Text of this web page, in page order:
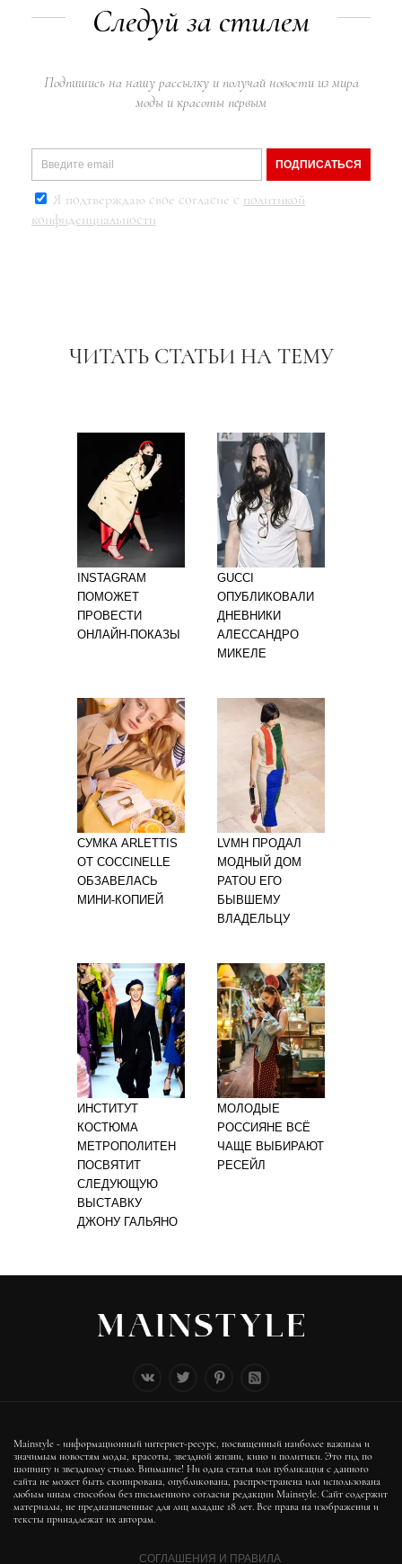
Следуй за стилем
Подпишись на нашу рассылку и получай новости из мира
моды и красоты первым
ПОДПИСАТЬСЯ
Я подтверждаю свое согласие с политикой
конфиденциальности
ЧИТАТЬ СТАТЬИ НА ТЕМУ
INSTAGRAM
ПОМОЖЕТ
ПРОВЕСТИ
ОНЛАЙН-ПОКАЗЫ
GUCCI
ОПУБЛИКОВАЛИ
ДНЕВНИКИ
АЛЕССАНДРО
МИКЕЛЕ
СУМКА ARLETTIS
ОТ COCCINELLE
ОБЗАВЕЛАСЬ
МИНИ-КОПИЕЙ
LVMH ПРОДАЛ
МОДНЫЙ ДОМ
PATOU ЕГО
БЫВШЕМУ
ВЛАДЕЛЬЦУ
ИНСТИТУТ
КОСТЮМА
МЕТРОПОЛИТЕН
ПОСВЯТИТ
СЛЕДУЮЩУЮ
ВЫСТАВКУ
ДЖОНУ ГАЛЬЯНО
МОЛОДЫЕ
РОССИЯНЕ ВСЁ
ЧАЩЕ ВЫБИРАЮТ
РЕСЕЙЛ
Mainstyle - информационный интернет-ресурс, посвященный наиболее важным и
значимым новостям моды, красоты, звездной жизни, кино и политики. Это гид по
шопингу и звездному стилю. Внимание! Ни одна статья или публикация с данного
сайта не может быть скопирована, опубликована, распространена или использована
любым иным способом без письменного согласия редакции Mainstyle. Сайт содержит
материалы, не предназначенные для лиц младше 18 лет. Все права на изображения и
тексты принадлежат их авторам.
СОГЛАШЕНИЯ И ПРАВИЛА